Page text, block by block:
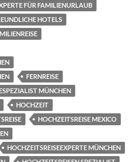
FÜR FAMILIENURLAUB
HOTELS
FERNREISE
MÜNCHEN
HOCHZEIT
HOCHZEITSREISE MEXICO
HOCHZEITSREISEEXPERTE MÜNCHEN